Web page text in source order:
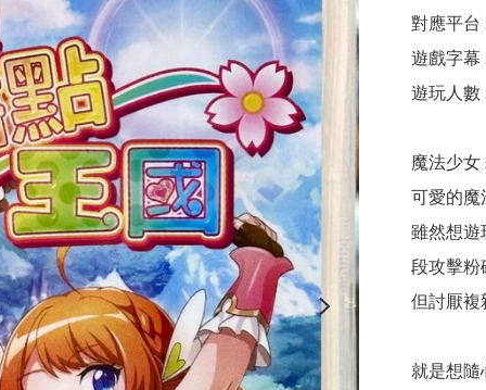
對應平台
遊戲字幕
遊玩人數
魔法少女
可愛的魔
雖然想遊
段攻擊粉
但討厭
就是想隨